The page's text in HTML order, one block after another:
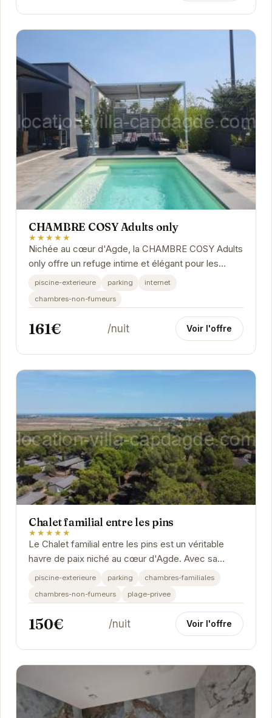
CHAMBRE COSY Adults only
★★★★★
Nichée au cœur d'Agde, la CHAMBRE COSY Adults
only offre un refuge intime et élégant pour les
couples en quête de tranquillité. Son atmosphère...
piscine-exterieure parking
internet
chambres-non-fumeurs
161€ /nuit Voir l'offre
Chalet familial entre les pins
★★★★★
Le Chalet familial entre les pins est un véritable
havre de paix niché au cœur d'Agde. Avec sa
piscine extérieure, sa plage privée et ses...
piscine-exterieure parking
chambres-familiales
chambres-non-fumeurs
plage-privee
150€ /nuit Voir l'offre